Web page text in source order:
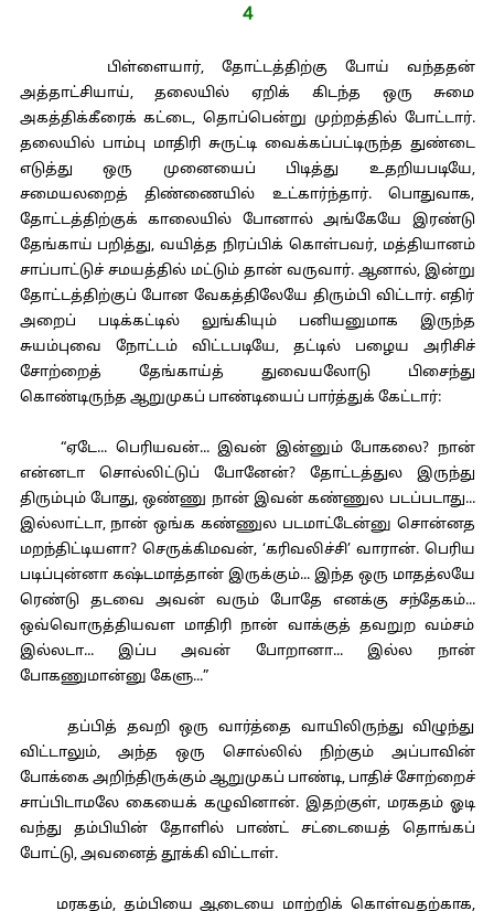
4
பிள்ளையார், தோட்டத்திற்கு போய் வந்ததன்
அத்தாட்சியாய், தலையில் ஏறிக் கிடந்த ஒரு சுமை
அகத்திக்கீரைக் கட்டை, தொப்பென்று முற்றத்தில் போட்டார்.
தலையில் பாம்பு மாதிரி சுருட்டி வைக்கப்பட்டிருந்த துண்டை
எடுத்து ஒரு முனையைப் பிடித்து உதறியபடியே,
சமையலறைத் திண்ணையில் உட்கார்ந்தார். பொதுவாக,
தோட்டத்திற்குக் காலையில் போனால் அங்கேயே இரண்டு
தேங்காய் பறித்து, வயித்த நிரப்பிக் கொள்பவர், மத்தியானம்
சாப்பாட்டுச் சமயத்தில் மட்டும் தான் வருவார். ஆனால், இன்று
தோட்டத்திற்குப் போன வேகத்திலேயே திரும்பி விட்டார். எதிர்
அறைப் படிக்கட்டில் லுங்கியும் பனியனுமாக இருந்த
சுயம்புவை நோட்டம் விட்டபடியே, தட்டில் பழைய அரிசிச்
சோற்றைத் தேங்காய்த் துவையலோடு பிசைந்து
கொண்டிருந்த ஆறுமுகப் பாண்டியைப் பார்த்துக் கேட்டார்:
“ஏடே... பெரியவன்... இவன் இன்னும் போகலை? நான்
என்னடா சொல்லிட்டுப் போனேன்? தோட்டத்துல இருந்து
திரும்பும் போது, ஒண்ணு நான் இவன் கண்ணுல படப்படாது...
இல்லாட்டா, நான் ஒங்க கண்ணுல படமாட்டேன்னு சொன்னத
மறந்திட்டியளா? செருக்கிமவன், ‘கரிவலிச்சி’ வாரான். பெரிய
படிப்புன்னா கஷ்டமாத்தான் இருக்கும்... இந்த ஒரு மாதத்லயே
ரெண்டு தடவை அவன் வரும் போதே எனக்கு சந்தேகம்...
ஒவ்வொருத்தியவள மாதிரி நான் வாக்குத் தவறுற வம்சம்
இல்லடா... இப்ப அவன் போறானா... இல்ல நான்
போகணுமான்னு கேளு...”
தப்பித் தவறி ஒரு வார்த்தை வாயிலிருந்து விழுந்து
விட்டாலும், அந்த ஒரு சொல்லில் நிற்கும் அப்பாவின்
போக்கை அறிந்திருக்கும் ஆறுமுகப் பாண்டி, பாதிச் சோற்றைச்
சாப்பிடாமலே கையைக் கழுவினான். இதற்குள், மரகதம் ஓடி
வந்து தம்பியின் தோளில் பாண்ட் சட்டையைத் தொங்கப்
போட்டு, அவனைத் தூக்கி விட்டாள்.
மரகதம், தம்பியை ஆடையை மாற்றிக் கொள்வதற்காக,